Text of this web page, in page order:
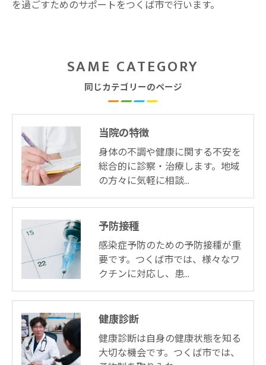
を過ごすためのサポートをつくば市で行います。
同じカテゴリーのページ
SAME CATEGORY
当院の特徴
身体の不調や健康に関する不安を
総合的に診察・治療します。地域
の方々に気軽に相談…
予防接種
感染症予防のための予防接種が重
要です。つくば市では、様々なワ
クチンに対応し、患…
健康診断
健康診断は自身の健康状態を知る
大切な機会です。つくば市では、